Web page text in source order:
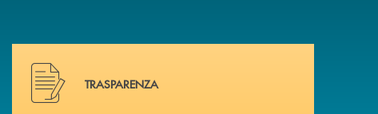
Hai bisogno di alcuni documenti ? Vai alla pagina
TRASPARENZA